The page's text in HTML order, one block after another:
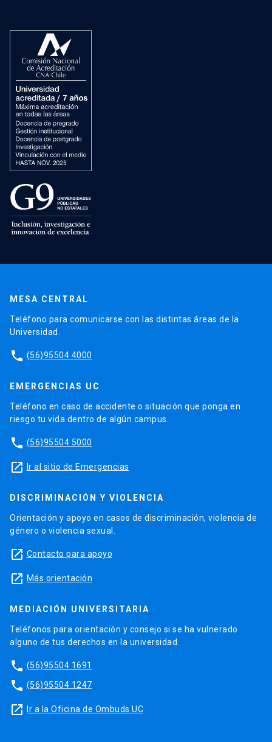
MESA CENTRAL
Teléfono para comunicarse con las distintas áreas de la
Universidad.
phone (56)95504 4000
EMERGENCIAS UC
Teléfono en caso de accidente o situación que ponga en
riesgo tu vida dentro de algún campus.
phone (56)95504 5000
launch Ir al sitio de Emergencias
DISCRIMINACIÓN Y VIOLENCIA
Orientación y apoyo en casos de discriminación, violencia de
género o violencia sexual.
launch Contacto para apoyo
launch Más orientación
MEDIACIÓN UNIVERSITARIA
Teléfonos para orientación y consejo si se ha vulnerado
alguno de tus derechos en la universidad.
phone (56)95504 1691
phone (56)95504 1247
launch Ir a la Oficina de Ombuds UC